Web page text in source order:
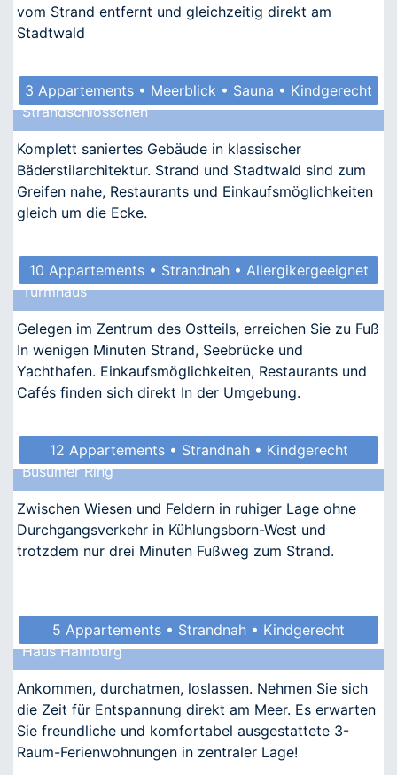
vom Strand entfernt und gleichzeitig direkt am
Stadtwald
3 Appartements • Meerblick • Sauna • Kindgerecht
• Allergikergeeignet
Strandschlösschen
Komplett saniertes Gebäude in klassischer
Bäderstilarchitektur. Strand und Stadtwald sind zum
Greifen nahe, Restaurants und Einkaufsmöglichkeiten
gleich um die Ecke.
10 Appartements • Strandnah • Allergikergeeignet
Turmhaus
Gelegen im Zentrum des Ostteils, erreichen Sie zu Fuß
In wenigen Minuten Strand, Seebrücke und
Yachthafen. Einkaufsmöglichkeiten, Restaurants und
Cafés finden sich direkt In der Umgebung.
12 Appartements • Strandnah • Kindgerecht
Büsumer Ring
Zwischen Wiesen und Feldern in ruhiger Lage ohne
Durchgangsverkehr in Kühlungsborn-West und
trotzdem nur drei Minuten Fußweg zum Strand.
5 Appartements • Strandnah • Kindgerecht
Haus Hamburg
Ankommen, durchatmen, loslassen. Nehmen Sie sich
die Zeit für Entspannung direkt am Meer. Es erwarten
Sie freundliche und komfortabel ausgestattete 3-
Raum-Ferienwohnungen in zentraler Lage!